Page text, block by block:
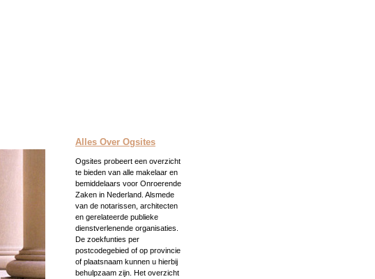
Alles Over Ogsites
Ogsites probeert een overzicht
te bieden van alle makelaar en
bemiddelaars voor Onroerende
Zaken in Nederland. Alsmede
van de notarissen, architecten
en gerelateerde publieke
dienstverlenende organisaties.
De zoekfunties per
postcodegebied of op provincie
of plaatsnaam kunnen u hierbij
behulpzaam zijn. Het overzicht